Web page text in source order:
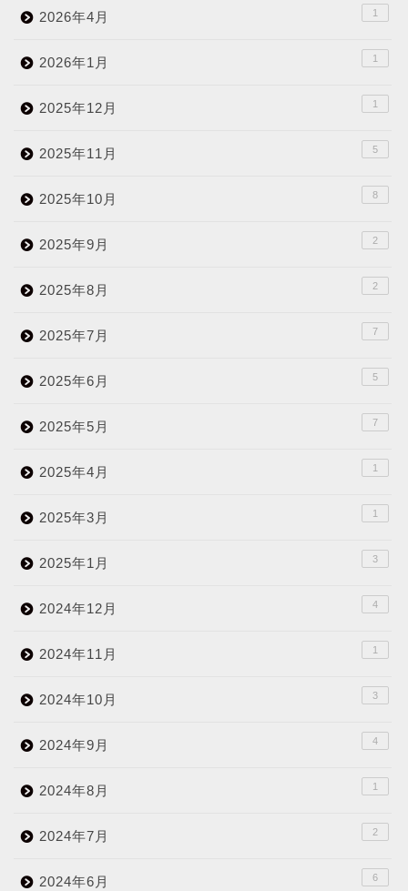
2026年4月 1
2026年1月 1
2025年12月 1
2025年11月 5
2025年10月 8
2025年9月 2
2025年8月 2
2025年7月 7
2025年6月 5
2025年5月 7
2025年4月 1
2025年3月 1
2025年1月 3
2024年12月 4
2024年11月 1
2024年10月 3
2024年9月 4
2024年8月 1
2024年7月 2
2024年6月 6